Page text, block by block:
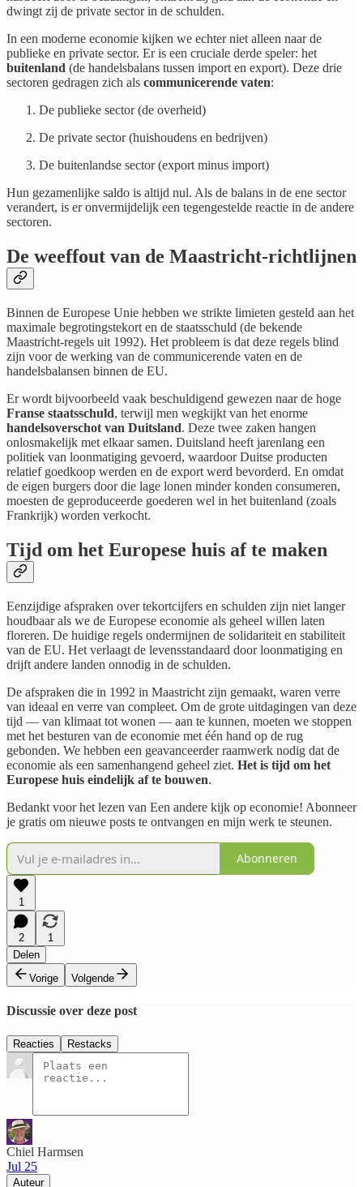
dwingt zij de private sector in de schulden.
In een moderne economie kijken we echter niet alleen naar de
publieke en private sector. Er is een cruciale derde speler: het
buitenland (de handelsbalans tussen import en export). Deze drie
sectoren gedragen zich als communicerende vaten:
De publieke sector (de overheid)
De private sector (huishoudens en bedrijven)
De buitenlandse sector (export minus import)
Hun gezamenlijke saldo is altijd nul. Als de balans in de ene sector
verandert, is er onvermijdelijk een tegengestelde reactie in de andere
sectoren.
De weeffout van de Maastricht-richtlijnen
Binnen de Europese Unie hebben we strikte limieten gesteld aan het
maximale begrotingstekort en de staatsschuld (de bekende
Maastricht-regels uit 1992). Het probleem is dat deze regels blind
zijn voor de werking van de communicerende vaten en de
handelsbalansen binnen de EU.
Er wordt bijvoorbeeld vaak beschuldigend gewezen naar de hoge
Franse staatsschuld, terwijl men wegkijkt van het enorme
handelsoverschot van Duitsland. Deze twee zaken hangen
onlosmakelijk met elkaar samen. Duitsland heeft jarenlang een
politiek van loonmatiging gevoerd, waardoor Duitse producten
relatief goedkoop werden en de export werd bevorderd. En omdat
de eigen burgers door die lage lonen minder konden consumeren,
moesten de geproduceerde goederen wel in het buitenland (zoals
Frankrijk) worden verkocht.
Tijd om het Europese huis af te maken
Eenzijdige afspraken over tekortcijfers en schulden zijn niet langer
houdbaar als we de Europese economie als geheel willen laten
floreren. De huidige regels ondermijnen de solidariteit en stabiliteit
van de EU. Het verlaagt de levensstandaard door loonmatiging en
drijft andere landen onnodig in de schulden.
De afspraken die in 1992 in Maastricht zijn gemaakt, waren verre
van ideaal en verre van compleet. Om de grote uitdagingen van deze
tijd — van klimaat tot wonen — aan te kunnen, moeten we stoppen
met het besturen van de economie met één hand op de rug
gebonden. We hebben een geavanceerder raamwerk nodig dat de
economie als een samenhangend geheel ziet. Het is tijd om het
Europese huis eindelijk af te bouwen.
Bedankt voor het lezen van Een andere kijk op economie! Abonneer
je gratis om nieuwe posts te ontvangen en mijn werk te steunen.
Abonneren
1
2
1
Delen
Vorige
Volgende
Discussie over deze post
Reacties Restacks
Chiel Harmsen
Jul 25
Auteur